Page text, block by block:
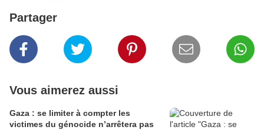
Partager
Vous aimerez aussi
Gaza : se limiter à compter les
victimes du génocide n’arrêtera pas